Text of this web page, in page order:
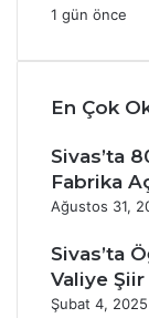
1 gün önce
En Çok
Sivas’ta
Fabrika
Ağustos 31,
Sivas’ta
Valiye Şiir
Şubat 4, 2025